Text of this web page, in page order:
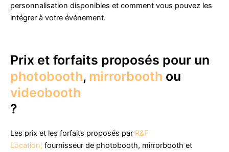
personnalisation disponibles et comment vous pouvez les
intégrer à votre événement.
Prix et forfaits proposés pour un
photobooth, mirrorbooth ou
videobooth
?
Les prix et les forfaits proposés par R&F
Location, fournisseur de photobooth, mirrorbooth et